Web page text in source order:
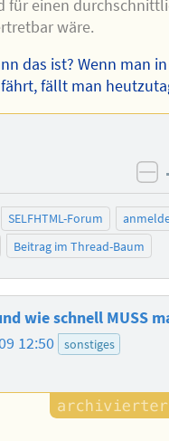
für einen
wäre.
das ist? Wenn man
fällt man
SELFHTML-Forum
Beitrag im Thread-Baum
wie schnell MUSS
12:50 sonstiges